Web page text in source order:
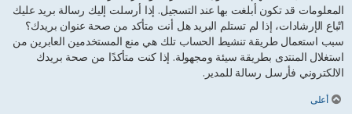
المعلومات قد تكون أبلغت بها عند التسجيل. إذا أرسلت إليك رسالة بريد عليك
اتّباع الإرشادات، إذا لم تستلم البريد هل أنت متأكد من صحة عنوان بريدك؟
سبب استعمال طريقة تنشيط الحساب تلك هي منع المستخدمين العابرين من
استغلال المنتدى بطريقة سيئة ومجهولة. إذا كنت متأكدًا من صحة بريدك
الالكتروني فأرسل رسالة للمدير.
أعلى